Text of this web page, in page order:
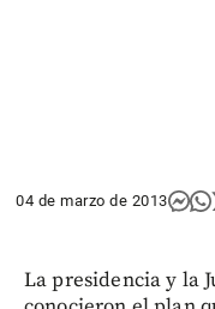
04 de marzo de 2013
La presidencia y la